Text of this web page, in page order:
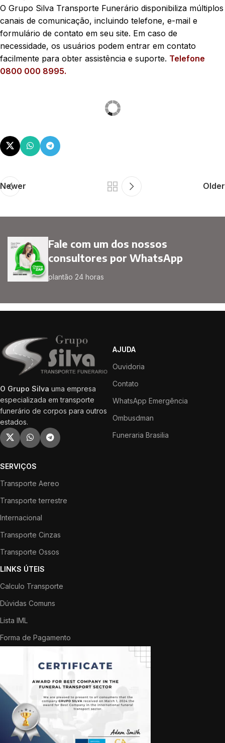
O Grupo Silva Transporte Funerário disponibiliza múltiplos
canais de comunicação, incluindo telefone, e-mail e
formulário de contato em seu site. Em caso de
necessidade, os usuários podem entrar em contato
facilmente para obter assistência e suporte. Telefone
0800 000 8995.
Newer Older
Fale com um dos nossos
consultores por WhatsApp
plantão 24 horas
O Grupo Silva uma empresa
especializada em transporte
funerário de corpos para outros
estados.
AJUDA
Ouvidoria
Contato
WhatsApp Emergência
Ombusdman
Funeraria Brasilia
SERVIÇOS
Transporte Aereo
Transporte terrestre
Internacional
Transporte Cinzas
Transporte Ossos
LINKS ÚTEIS
Calculo Transporte
Dúvidas Comuns
Lista IML
Forma de Pagamento